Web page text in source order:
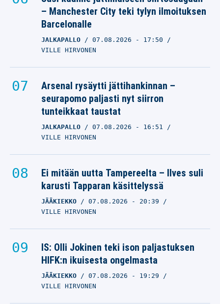
– Manchester City teki tylyn ilmoituksen
Barcelonalle
JALKAPALLO 07.08.2026 - 17:50
VILLE HIRVONEN
Arsenal rysäytti jättihankinnan –
seurapomo paljasti nyt siirron
tunteikkaat taustat
JALKAPALLO 07.08.2026 - 16:51
VILLE HIRVONEN
Ei mitään uutta Tampereelta – Ilves suli
karusti Tapparan käsittelyssä
JÄÄKIEKKO 07.08.2026 - 20:39
VILLE HIRVONEN
IS: Olli Jokinen teki ison paljastuksen
HIFK:n ikuisesta ongelmasta
JÄÄKIEKKO 07.08.2026 - 19:29
VILLE HIRVONEN